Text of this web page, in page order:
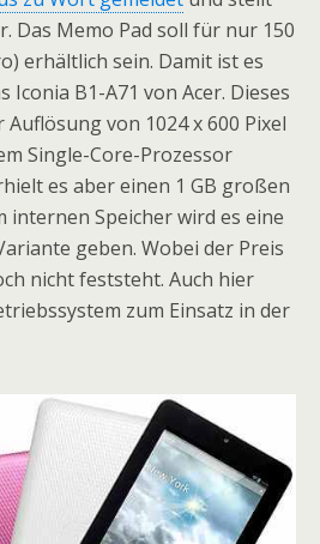
Das Memo Pad soll für nur 150
erhältlich sein. Damit ist es
Iconia B1-A71 von Acer. Dieses
von 1024 x 600 Pixel
Single-Core-Prozessor
es aber einen 1 GB großen
internen Speicher wird es eine
geben. Wobei der Preis
nicht feststeht. Auch hier
zum Einsatz in der